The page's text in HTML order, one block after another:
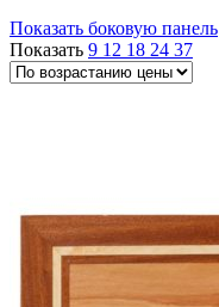
Показать боковую панель
Показать 9 12 18 24 37